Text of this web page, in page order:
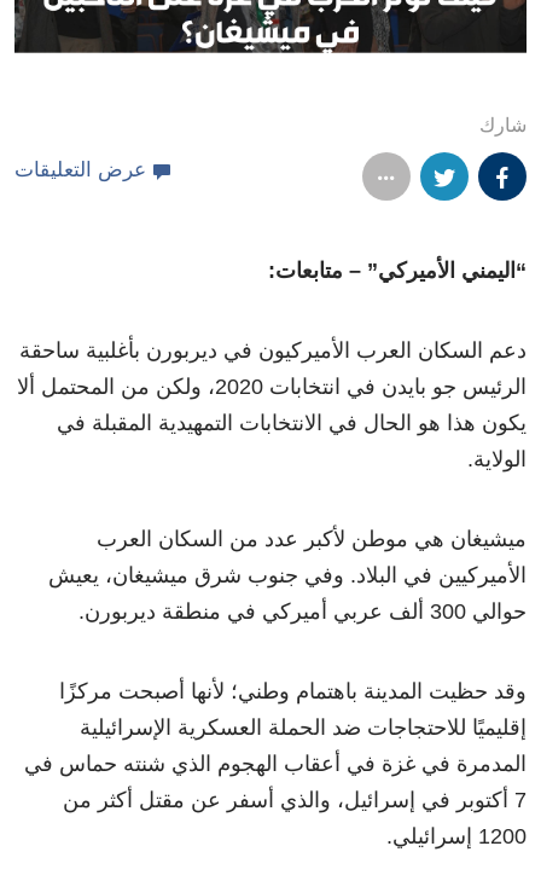
شارك
عرض التعليقات
“اليمني الأميركي” – متابعات:
دعم السكان العرب الأميركيون في ديربورن بأغلبية ساحقة
الرئيس جو بايدن في انتخابات 2020، ولكن من المحتمل ألا
يكون هذا هو الحال في الانتخابات التمهيدية المقبلة في
الولاية.
ميشيغان هي موطن لأكبر عدد من السكان العرب
الأميركيين في البلاد. وفي جنوب شرق ميشيغان، يعيش
حوالي 300 ألف عربي أميركي في منطقة ديربورن.
وقد حظيت المدينة باهتمام وطني؛ لأنها أصبحت مركزًا
إقليميًا للاحتجاجات ضد الحملة العسكرية الإسرائيلية
المدمرة في غزة في أعقاب الهجوم الذي شنته حماس في
7 أكتوبر في إسرائيل، والذي أسفر عن مقتل أكثر من
1200 إسرائيلي.